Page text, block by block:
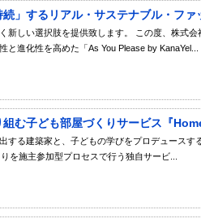
続」するリアル・サステナブル・フ
新しい選択肢を提供致します。 この度、株式
進化性を高めた「As You Please by KanaYel...
む子ども部屋づくりサービス『
する建築家と、子どもの学びをプロデュース
を施主参加型プロセスで行う独自サービ...